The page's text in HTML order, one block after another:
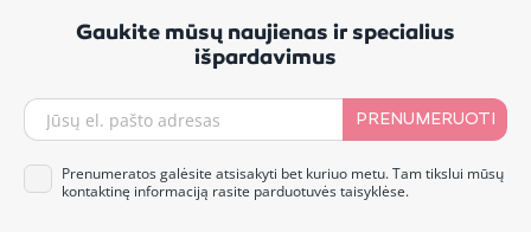
Gaukite mūsų naujienas ir specialius
išpardavimus
PRENUMERUOTI
Prenumeratos galėsite atsisakyti bet kuriuo metu. Tam tikslui mūsų
kontaktinę informaciją rasite parduotuvės taisyklėse.